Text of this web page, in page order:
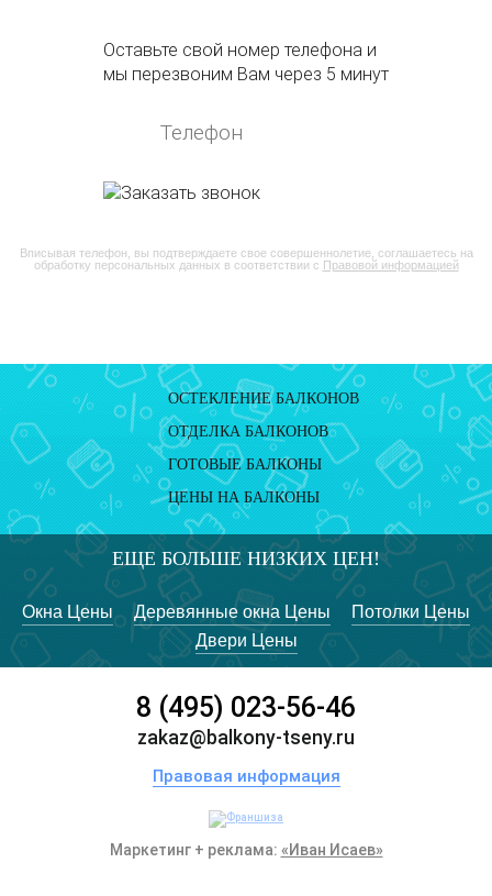
Оставьте свой номер телефона и
мы перезвоним Вам через 5 минут
Вписывая телефон, вы подтверждаете свое совершеннолетие, соглашаетесь на
обработку персональных данных в соответствии с Правовой информацией
ОСТЕКЛЕНИЕ БАЛКОНОВ
ОТДЕЛКА БАЛКОНОВ
ГОТОВЫЕ БАЛКОНЫ
ЦЕНЫ НА БАЛКОНЫ
ЕЩЕ БОЛЬШЕ НИЗКИХ ЦЕН!
Окна Цены Деревянные окна Цены
Потолки Цены
Двери Цены
8 (495) 023-56-46
zakaz@balkony-tseny.ru
Правовая информация
Маркетинг + реклама: «Иван Исаев»